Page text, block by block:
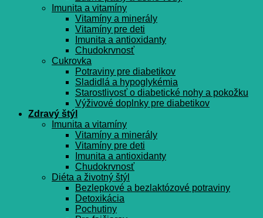
Imunita a vitamíny
Vitamíny a minerály
Vitamíny pre deti
Imunita a antioxidanty
Chudokrvnosť
Cukrovka
Potraviny pre diabetikov
Sladidlá a hypoglykémia
Starostlivosť o diabetické nohy a pokožku
Výživové doplnky pre diabetikov
Zdravý štýl
Imunita a vitamíny
Vitamíny a minerály
Vitamíny pre deti
Imunita a antioxidanty
Chudokrvnosť
Diéta a životný štýl
Bezlepkové a bezlaktózové potraviny
Detoxikácia
Pochutiny